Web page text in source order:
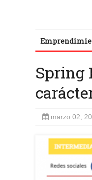
Spring
marzo 02,